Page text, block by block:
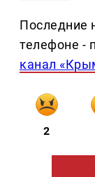
Последние
телефоне -
канал
2